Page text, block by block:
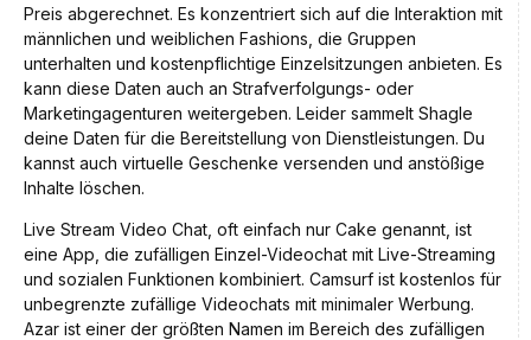
Preis abgerechnet. Es konzentriert sich auf die Interaktion mit
männlichen und weiblichen Fashions, die Gruppen
unterhalten und kostenpflichtige Einzelsitzungen anbieten. Es
kann diese Daten auch an Strafverfolgungs- oder
Marketingagenturen weitergeben. Leider sammelt Shagle
deine Daten für die Bereitstellung von Dienstleistungen. Du
kannst auch virtuelle Geschenke versenden und anstößige
Inhalte löschen.
Live Stream Video Chat, oft einfach nur Cake genannt, ist
eine App, die zufälligen Einzel-Videochat mit Live-Streaming
und sozialen Funktionen kombiniert. Camsurf ist kostenlos für
unbegrenzte zufällige Videochats mit minimaler Werbung.
Azar ist einer der größten Namen im Bereich des zufälligen